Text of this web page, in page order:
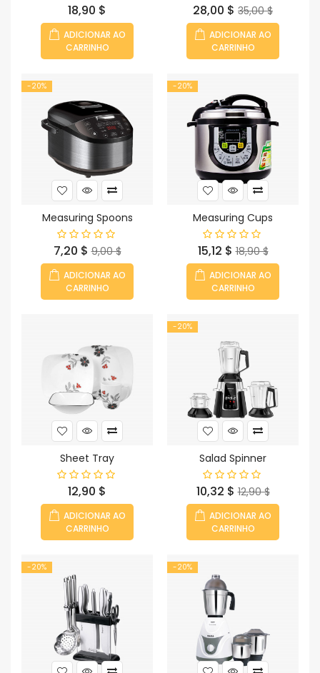
Preço
18,90 $
ADICIONAR AO
CARRINHO
Preço
28,00 $ Preço
normal
35,00 $
ADICIONAR AO
CARRINHO
-20%
Measuring Spoons
Preço
7,20 $ Preço
normal
9,00 $
ADICIONAR AO
CARRINHO
-20%
Measuring Cups
Preço
15,12 $ Preço
normal
18,90 $
ADICIONAR AO
CARRINHO
Sheet Tray
Preço
12,90 $
ADICIONAR AO
CARRINHO
-20%
Salad Spinner
Preço
10,32 $ Preço
normal
12,90 $
ADICIONAR AO
CARRINHO
-20% -20%